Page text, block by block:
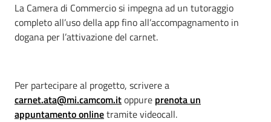
La Camera di Commercio si impegna ad un tutoraggio
completo all’uso della app fino all’accompagnamento in
dogana per l’attivazione del carnet.
Per partecipare al progetto, scrivere a
carnet.ata@mi.camcom.itoppure prenota un
appuntamento onlinetramite videocall.